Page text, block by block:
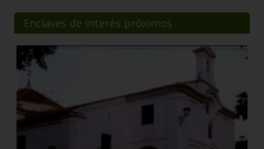
Enclaves de interés próximos